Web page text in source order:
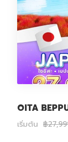
OITA
เริ่มต้น ฿